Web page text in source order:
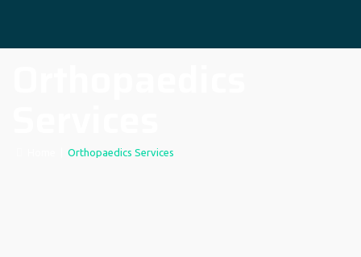
Orthopaedics Services